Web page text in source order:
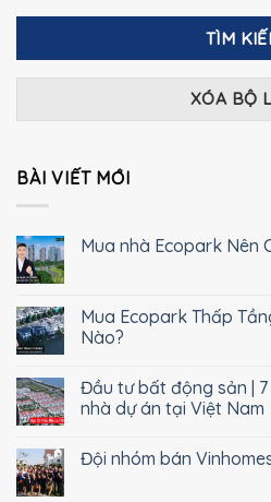
TÌM
XÓA BỘ
BÀI VIẾT MỚI
Mua nhà Ecopark Nên
Mua Ecopark Thấp
Nào?
Đầu tư bất động sản |
nhà dự án tại Việt Nam
Đội nhóm bán